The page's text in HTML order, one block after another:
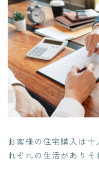
お客様の住宅購入は
れぞれの生活がありそ